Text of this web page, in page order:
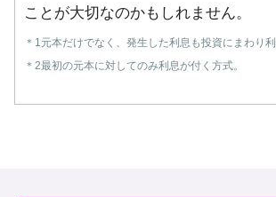
ことが大切なのかもしれません。
＊1元本だけでなく、発生した利息も投資にまわり利
＊2最初の元本に対してのみ利息が付く方式。